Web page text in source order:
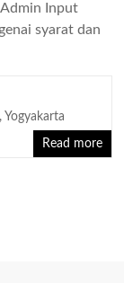
Input
syarat dan
, Yogyakarta
Read more